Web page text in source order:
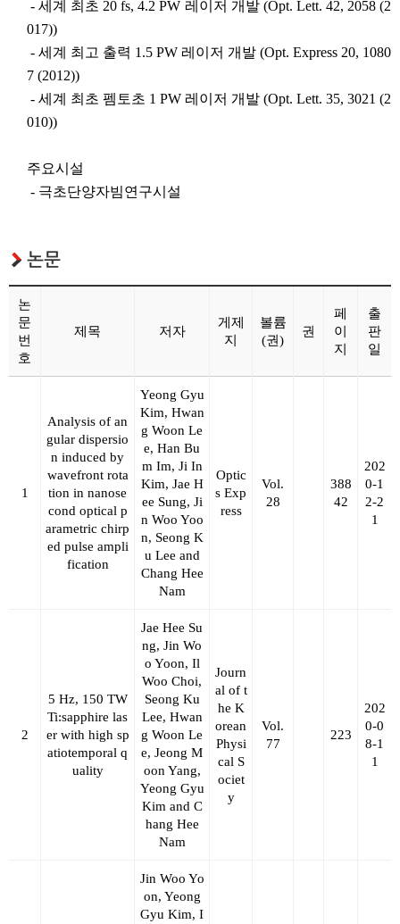
- 세계 최초 20 fs, 4.2 PW 레이저 개발 (Opt. Lett. 42, 2058 (2
017))
- 세계 최고 출력 1.5 PW 레이저 개발 (Opt. Express 20, 1080
7 (2012))
- 세계 최초 펨토초 1 PW 레이저 개발 (Opt. Lett. 35, 3021 (2
010))
주요시설
- 극초단양자빔연구시설
논문
논
문
번
호
제목 저자
게제
지
볼륨
(권)
권
페
이
지
출
판
일
1
Analysis of an
gular dispersio
n induced by
wavefront rota
tion in nanose
cond optical p
arametric chirp
ed pulse ampli
fication
Yeong Gyu
Kim, Hwan
g Woon Le
e, Han Bu
m Im, Ji In
Kim, Jae H
ee Sung, Ji
n Woo Yoo
n, Seong K
u Lee and
Chang Hee
Nam
Optic
s Exp
ress
Vol.
28
388
42
202
0-1
2-2
1
2
5 Hz, 150 TW
Ti:sapphire las
er with high sp
atiotemporal q
uality
Jae Hee Su
ng, Jin Wo
o Yoon, Il
Woo Choi,
Seong Ku
Lee, Hwan
g Woon Le
e, Jeong M
oon Yang,
Yeong Gyu
Kim and C
hang Hee
Nam
Journ
al of t
he K
orean
Physi
cal S
ociet
y
Vol.
77
223
202
0-0
8-1
1
Jin Woo Yo
on, Yeong
Gyu Kim, I